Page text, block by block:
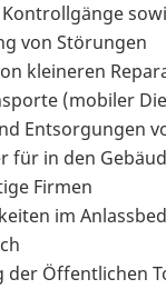
von Störungen
kleineren
(mobiler
Entsorgungen
für in den
Firmen
im
der Öffentlichen